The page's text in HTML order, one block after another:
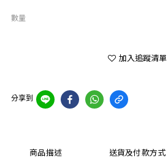
數量
加入追蹤清單
分享到
商品描述 送貨及付款方式